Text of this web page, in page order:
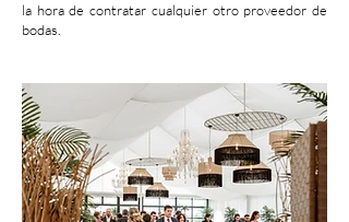
la hora de contratar cualquier otro proveedor de
bodas.